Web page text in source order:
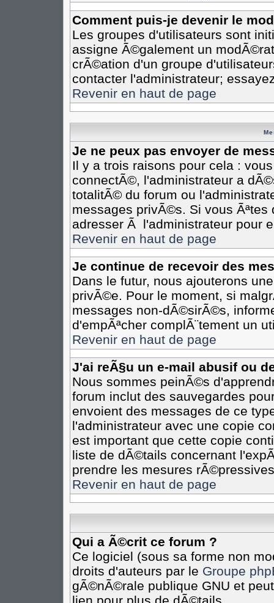
Comment puis-je devenir le
Les groupes d'utilisateurs sont
assigne Ã©galement un
crÃ©ation d'un groupe
contacter l'administrateur;
Revenir en haut de page
Je ne peux pas envoyer de
Il y a trois raisons pour cela :
connectÃ©, l'administrateur a
totalitÃ© du forum ou
messages privÃ©s. Si vous
adresser Ã l'administrateur pour
Revenir en haut de page
Je continue de recevoir des
Dans le futur, nous ajouterons
privÃ©e. Pour le moment, si
messages non-dÃ©sirÃ©s,
d'empÃªcher complÃ¨tement un
Revenir en haut de page
J'ai reÃ§u un e-mail abusif ou
Nous sommes peinÃ©s
forum inclut des sauvegardes
envoient des messages de ce
l'administrateur avec une copie
est important que cette copie
liste de dÃ©tails concernant
prendre les mesures
Revenir en haut de page
Qui a Ã©crit ce forum ?
Ce logiciel (sous sa forme non
droits d'auteurs par le Groupe
gÃ©nÃ©rale publique GNU et